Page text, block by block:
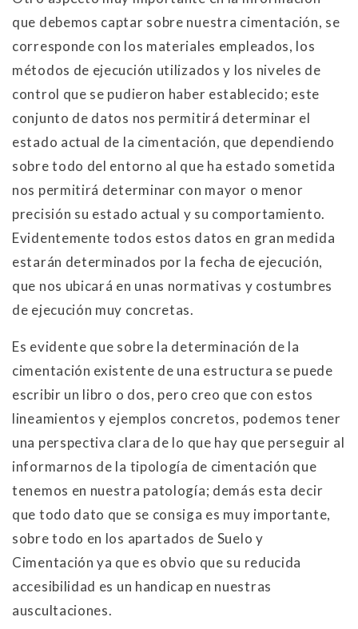
que debemos captar sobre nuestra cimentación, se
corresponde con los materiales empleados, los
métodos de ejecución utilizados y los niveles de
control que se pudieron haber establecido; este
conjunto de datos nos permitirá determinar el
estado actual de la cimentación, que dependiendo
sobre todo del entorno al que ha estado sometida
nos permitirá determinar con mayor o menor
precisión su estado actual y su comportamiento.
Evidentemente todos estos datos en gran medida
estarán determinados por la fecha de ejecución,
que nos ubicará en unas normativas y costumbres
de ejecución muy concretas.
Es evidente que sobre la determinación de la
cimentación existente de una estructura se puede
escribir un libro o dos, pero creo que con estos
lineamientos y ejemplos concretos, podemos tener
una perspectiva clara de lo que hay que perseguir al
informarnos de la tipología de cimentación que
tenemos en nuestra patología; demás esta decir
que todo dato que se consiga es muy importante,
sobre todo en los apartados de Suelo y
Cimentación ya que es obvio que su reducida
accesibilidad es un handicap en nuestras
auscultaciones.